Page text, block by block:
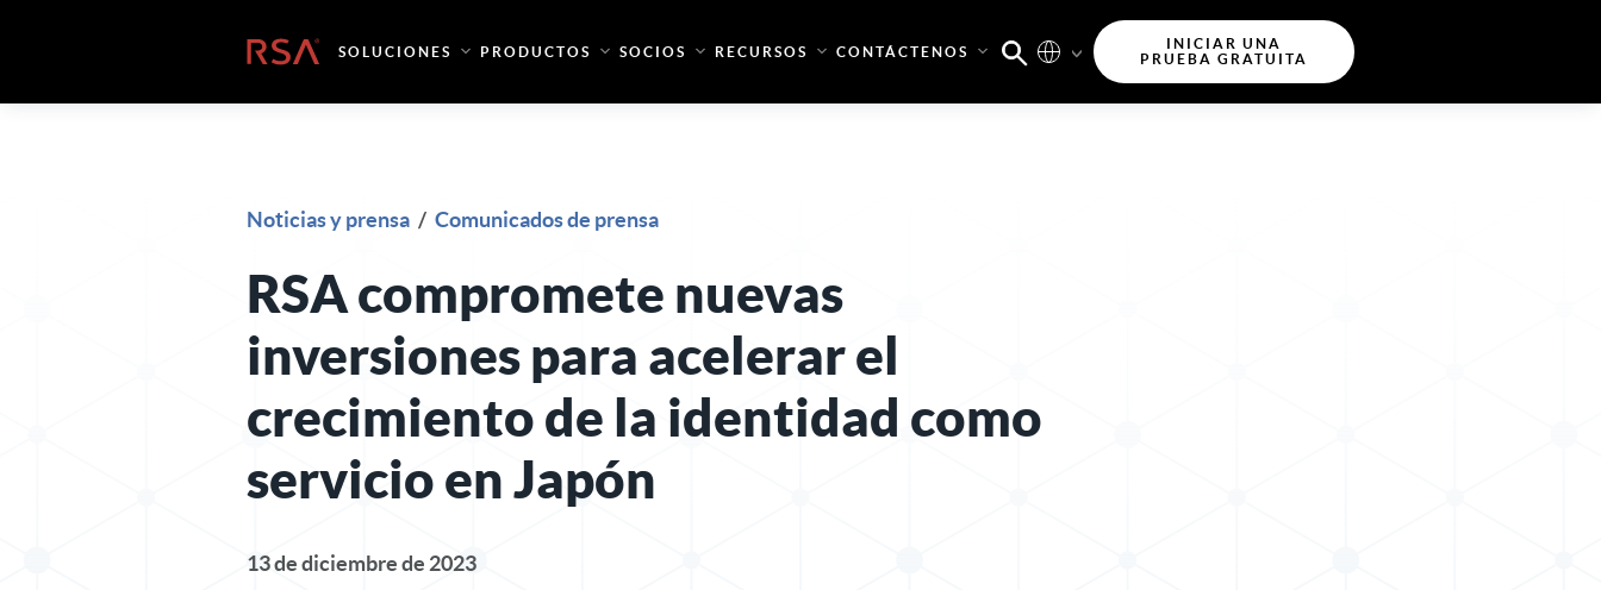
Inicio SOLUCIONES PRODUCTOS SOCIOS RECURSOS CONTÁCTENOS
INICIAR UNA
PRUEBA GRATUITA
Noticias y prensa / Comunicados de prensa
RSA compromete nuevas
inversiones para acelerar el
crecimiento de la identidad como
servicio en Japón
13 de diciembre de 2023